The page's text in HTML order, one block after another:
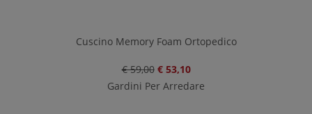
Cuscino Memory Foam Ortopedico
€ 59,00 € 53,10
Gardini Per Arredare